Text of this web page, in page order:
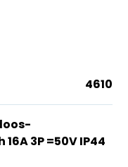
4610
3P =50V IP44